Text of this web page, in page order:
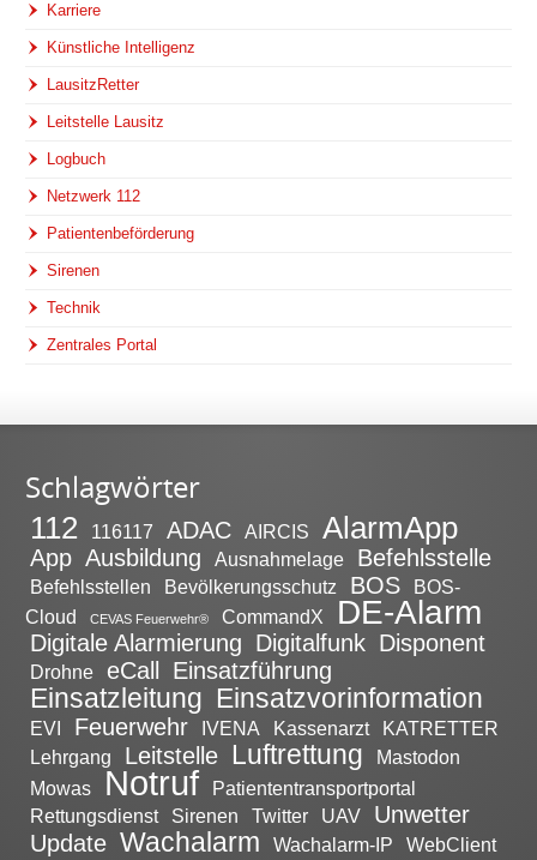
Karriere
Künstliche Intelligenz
LausitzRetter
Leitstelle Lausitz
Logbuch
Netzwerk 112
Patientenbeförderung
Sirenen
Technik
Zentrales Portal
Schlagwörter
112 116117 ADAC AIRCIS AlarmApp
App Ausbildung Ausnahmelage Befehlsstelle
Befehlsstellen Bevölkerungsschutz BOS
BOS-
Cloud
CEVAS Feuerwehr® CommandX DE-Alarm
Digitale Alarmierung Digitalfunk Disponent
Drohne eCall Einsatzführung
Einsatzleitung Einsatzvorinformation
EVI Feuerwehr IVENA Kassenarzt
KATRETTER
Lehrgang
Leitstelle Luftrettung
Mastodon
Mowas
Notruf
Patiententransportportal
Rettungsdienst
Sirenen Twitter UAV
Unwetter
Update Wachalarm Wachalarm-IP WebClient